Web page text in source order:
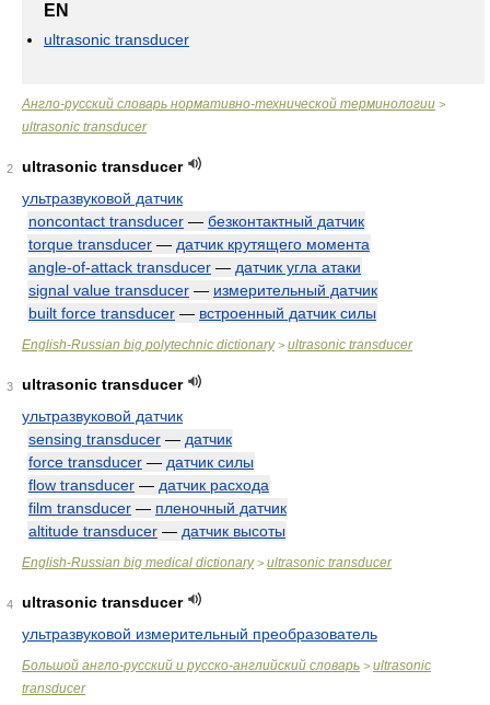
EN
ultrasonic transducer
Англо-русский словарь нормативно-технической терминологии >
ultrasonic transducer
2
ultrasonic transducer
ультразвуковой датчик
noncontact transducer — безконтактный датчик
torque transducer — датчик крутящего момента
angle-of-attack transducer — датчик угла атаки
signal value transducer — измерительный датчик
built force transducer — встроенный датчик силы
English-Russian big polytechnic dictionary> ultrasonic transducer
3
ultrasonic transducer
ультразвуковой датчик
sensing transducer — датчик
force transducer — датчик силы
flow transducer — датчик расхода
film transducer — пленочный датчик
altitude transducer — датчик высоты
English-Russian big medical dictionary> ultrasonic transducer
4
ultrasonic transducer
ультразвуковой измерительный преобразователь
Большой англо-русский и русско-английский словарь > ultrasonic
transducer